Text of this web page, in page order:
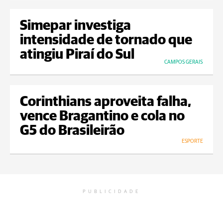
Simepar investiga
intensidade de tornado que
atingiu Piraí do Sul
CAMPOS GERAIS
Corinthians aproveita falha,
vence Bragantino e cola no
G5 do Brasileirão
ESPORTE
PUBLICIDADE